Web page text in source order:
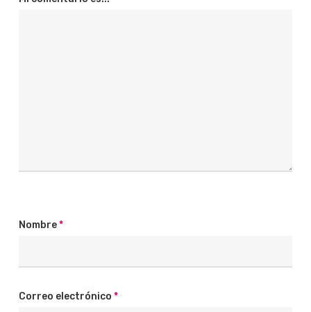
Nombre*
Correo electrónico *